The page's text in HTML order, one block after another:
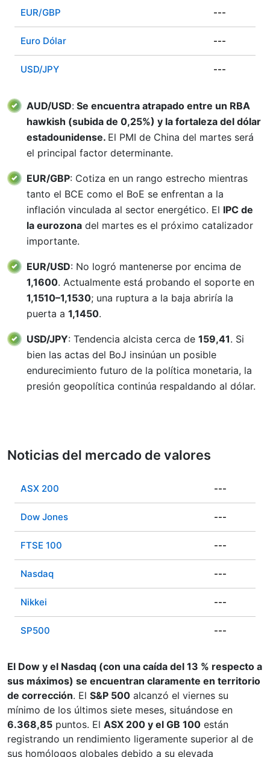
EUR/GBP ---
Euro Dólar ---
USD/JPY ---
AUD/USD: Se encuentra atrapado entre un RBA
hawkish (subida de 0,25%) y la fortaleza del dólar
estadounidense. El PMI de China del martes será
el principal factor determinante.
EUR/GBP: Cotiza en un rango estrecho mientras
tanto el BCE como el BoE se enfrentan a la
inflación vinculada al sector energético. El IPC de
la eurozona del martes es el próximo catalizador
importante.
EUR/USD: No logró mantenerse por encima de
1,1600. Actualmente está probando el soporte en
1,1510–1,1530; una ruptura a la baja abriría la
puerta a 1,1450.
USD/JPY: Tendencia alcista cerca de 159,41. Si
bien las actas del BoJ insinúan un posible
endurecimiento futuro de la política monetaria, la
presión geopolítica continúa respaldando al dólar.
Noticias del mercado de valores
ASX 200 ---
Dow Jones ---
FTSE 100 ---
Nasdaq ---
Nikkei ---
SP500 ---
El Dow y el Nasdaq (con una caída del 13 % respecto a
sus máximos) se encuentran claramente en territorio
de corrección. El S&P 500 alcanzó el viernes su
mínimo de los últimos siete meses, situándose en
6.368,85 puntos. El ASX 200 y el GB 100 están
registrando un rendimiento ligeramente superior al de
sus homólogos globales debido a su elevada